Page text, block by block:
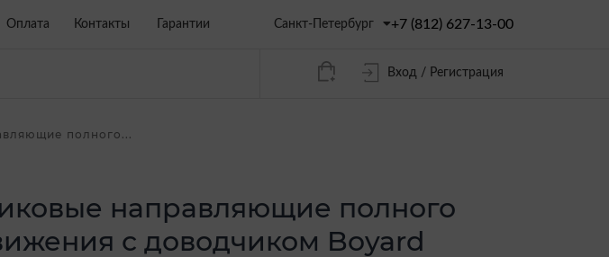
Оплата Контакты Гарантии Санкт-Петербург +7 (812) 627-13-00
Вход / Регистрация
полного...
направляющие полного
с доводчиком Boyard